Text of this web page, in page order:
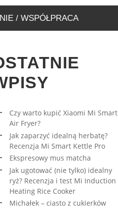
MUS MATCHA
– WYJĄTKOWA
KTÓRĄ MUSICIE
17/08/2019
/ WSPÓŁPRACA
Czy warto kupić Xiaomi Mi Smart
Air Fryer?
Jak zaparzyć idealną herbatę?
Recenzja Mi Smart Kettle Pro
Ekspresowy mus matcha
Jak ugotować (nie tylko) idealny
ryż? Recenzja i test Mi Induction
Heating Rice Cooker
Michałek – ciasto z cukierków